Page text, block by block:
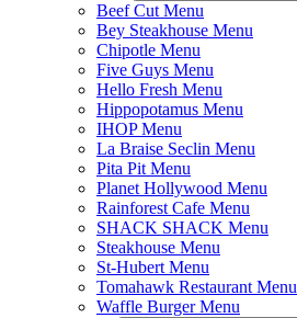
Beef Cut Menu
Bey Steakhouse Menu
Chipotle Menu
Five Guys Menu
Hello Fresh Menu
Hippopotamus Menu
IHOP Menu
La Braise Seclin Menu
Pita Pit Menu
Planet Hollywood Menu
Rainforest Cafe Menu
SHACK SHACK Menu
Steakhouse Menu
St-Hubert Menu
Tomahawk Restaurant Menu
Waffle Burger Menu